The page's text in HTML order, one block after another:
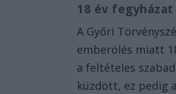
18 év
A Győri
emberölés miatt
a feltételes
küzdött, ez pedig